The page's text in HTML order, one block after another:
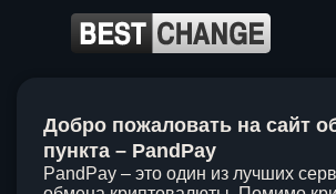
Добро пожаловать на сайт
пункта – PandPay
PandPay – это один из лучших